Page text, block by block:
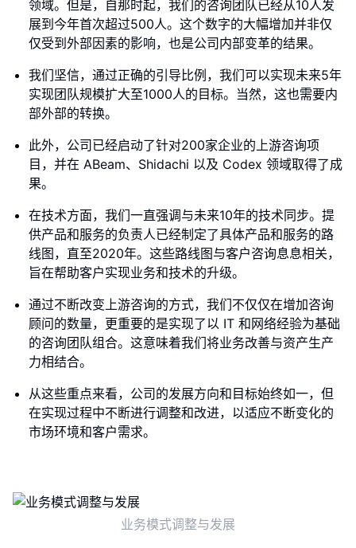
领域。但是，自那时起，我们的咨询团队已经从10人发
展到今年首次超过500人。这个数字的大幅增加并非仅
仅受到外部因素的影响，也是公司内部变革的结果。
我们坚信，通过正确的引导比例，我们可以实现未来5年
实现团队规模扩大至1000人的目标。当然，这也需要内
部外部的转换。
此外，公司已经启动了针对200家企业的上游咨询项
目，并在 ABeam、Shidachi 以及 Codex 领域取得了成
果。
在技术方面，我们一直强调与未来10年的技术同步。提
供产品和服务的负责人已经制定了具体产品和服务的路
线图，直至2020年。这些路线图与客户咨询息息相关，
旨在帮助客户实现业务和技术的升级。
通过不断改变上游咨询的方式，我们不仅仅在增加咨询
顾问的数量，更重要的是实现了以 IT 和网络经验为基础
的咨询团队组合。这意味着我们将业务改善与资产生产
力相结合。
从这些重点来看，公司的发展方向和目标始终如一，但
在实现过程中不断进行调整和改进，以适应不断变化的
市场环境和客户需求。
业务模式调整与发展